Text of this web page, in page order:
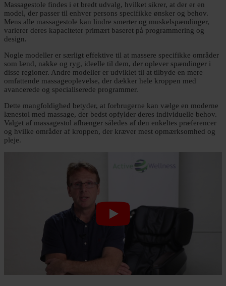
Massagestole findes i et bredt udvalg, hvilket sikrer, at der er en
model, der passer til enhver persons specifikke ønsker og behov.
Mens alle massagestole kan lindre smerter og muskelspændinger,
varierer deres kapaciteter primært baseret på programmering og
design.
Nogle modeller er særligt effektive til at massere specifikke områder
som lænd, nakke og ryg, ideelle til dem, der oplever spændinger i
disse regioner. Andre modeller er udviklet til at tilbyde en mere
omfattende massageoplevelse, der dækker hele kroppen med
avancerede og specialiserede programmer.
Dette mangfoldighed betyder, at forbrugerne kan vælge en moderne
lænestol med massage, der bedst opfylder deres individuelle behov.
Valget af massagestol afhænger således af den enkeltes præferencer
og hvilke områder af kroppen, der kræver mest opmærksomhed og
pleje.